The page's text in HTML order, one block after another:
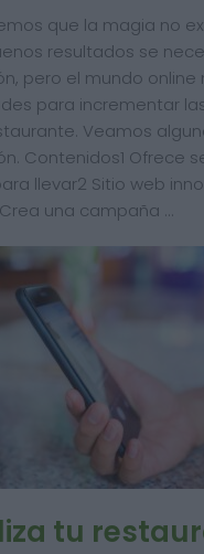
que la magia no
resultados se
pero el mundo online
para incrementar
Veamos
Contenidos1 Ofrece
llevar2 Sitio web
una campaña …
tu